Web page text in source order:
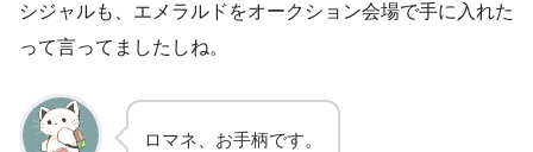
シジャルも、エメラルドをオークション会場で手に入れた
って言ってましたしね。
ロマネ、お手柄です。